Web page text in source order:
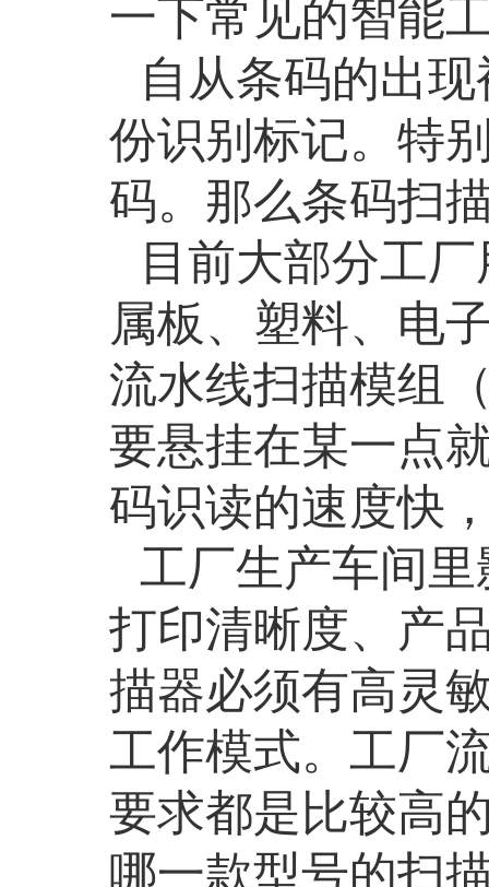
一下常见的智能
自从条码的出
份识别标记。特
码。那么条码扫
目前大部分工
属板、塑料、电
流水线扫描模组
要悬挂在某一点
码识读的速度快
工厂生产车间
打印清晰度、产
描器必须有高灵
工作模式。工厂
要求都是比较高
哪一款型号的扫